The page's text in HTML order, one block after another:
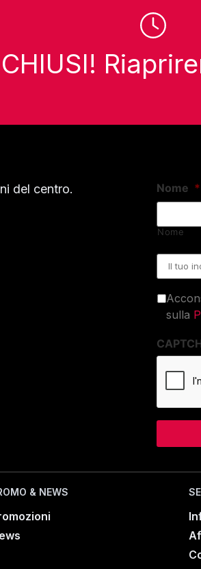
del centro. Nome *
Nome
Email *
sulla
& NEWS